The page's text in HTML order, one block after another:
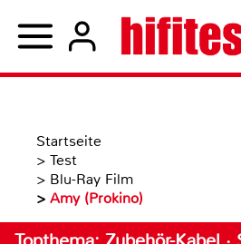
Startseite
> Test
> Blu-Ray Film
> Amy (Prokino)